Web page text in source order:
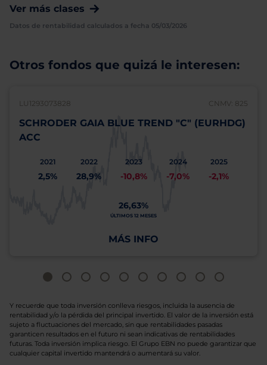
Ver más clases
Datos de rentabilidad calculados a fecha 05/03/2026
Otros fondos que quizá le interesen:
LU1293073828 CNMV: 825
SCHRODER GAIA BLUE TREND "C" (EURHDG)
ACC
2021
2,5%
2022
28,9%
2023
-10,8%
2024
-7,0%
2025
-2,1%
26,63%
ÚLTIMOS 12 MESES
MÁS INFO
Y recuerde que toda inversión conlleva riesgos, incluida la ausencia de
rentabilidad y/o la pérdida del principal invertido. El valor de la inversión está
sujeto a fluctuaciones del mercado, sin que rentabilidades pasadas
garanticen resultados en el futuro ni sean indicativas de rentabilidades
futuras. Toda inversión implica riesgo. El Grupo EBN no puede garantizar que
cualquier capital invertido mantendrá o aumentará su valor.